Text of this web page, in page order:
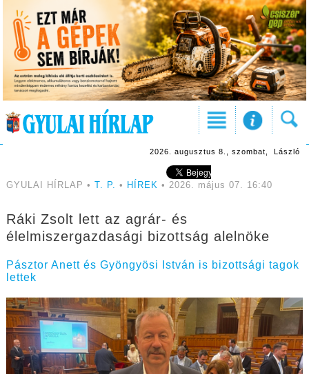
2026. augusztus 8., szombat, László
GYULAI HÍRLAP • T. P. • HÍREK • 2026. május 07. 16:40
Ráki Zsolt lett az agrár- és
élelmiszergazdasági bizottság alelnöke
Pásztor Anett és Gyöngyösi István is bizottsági tagok
lettek